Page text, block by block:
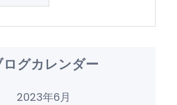
ログカレンダー
2023年6月